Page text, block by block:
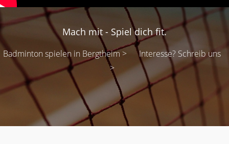
Mach mit - Spiel dich fit.
Badminton spielen in Bergtheim >
Interesse? Schreib uns
>